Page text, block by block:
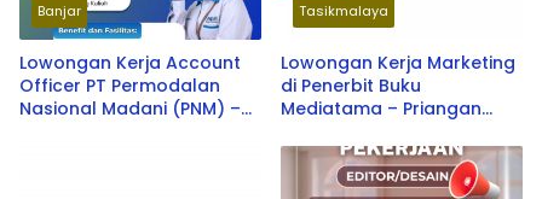
Banjar
Lowongan Kerja Account
Officer PT Permodalan
Nasional Madani (PNM) –
Tasikmalaya
Lowongan Kerja Marketing
di Penerbit Buku
Mediatama – Priangan